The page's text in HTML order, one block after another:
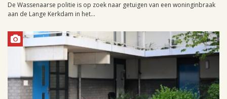
De Wassenaarse politie is op zoek naar getuigen van een woninginbraak
aan de Lange Kerkdam in het...